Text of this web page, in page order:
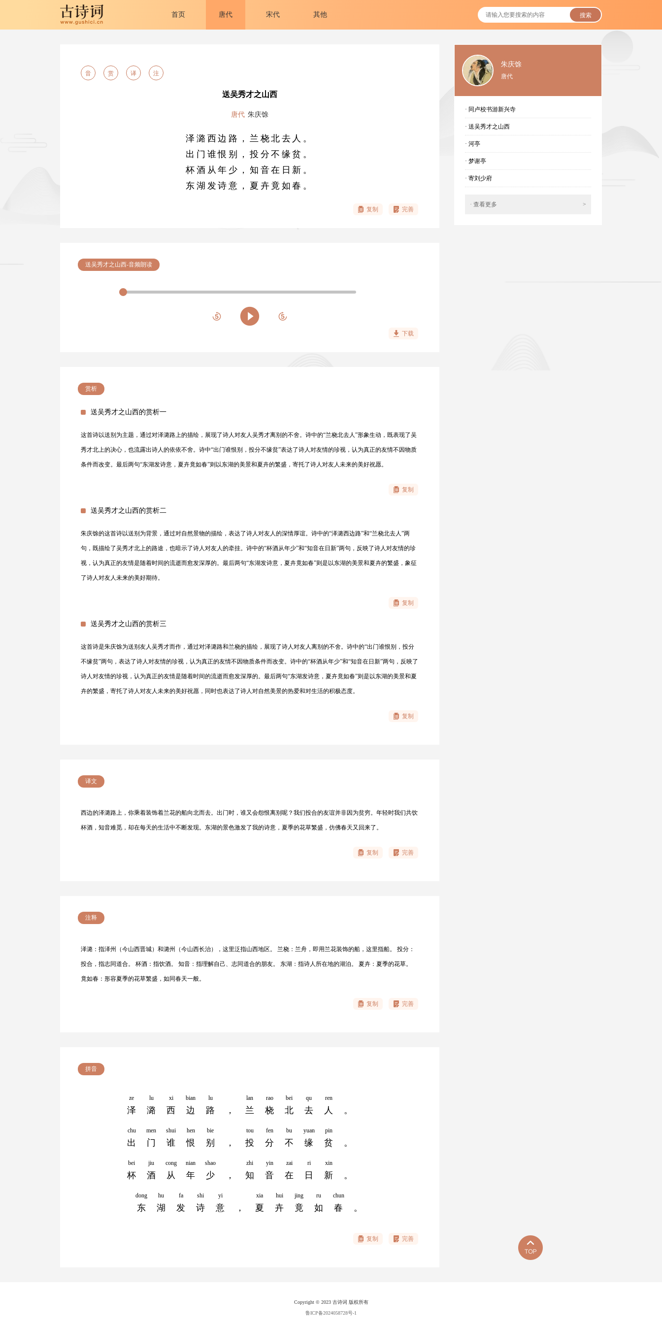
首页 唐代 宋代 其他 搜索
音 赏 译 注
送吴秀才之山西
唐代 朱庆馀
泽潞西边路，兰桡北去人。
出门谁恨别，投分不缘贫。
杯酒从年少，知音在日新。
东湖发诗意，夏卉竟如春。
复制 完善
送吴秀才之山西-音频朗读
下载
赏析
送吴秀才之山西的赏析一
这首诗以送别为主题，通过对泽潞路上的描绘，展现了诗人对友人吴秀才离别的不舍。诗中的“兰桡北去人”形象生动，既表现了吴
秀才北上的决心，也流露出诗人的依依不舍。诗中“出门谁恨别，投分不缘贫”表达了诗人对友情的珍视，认为真正的友情不因物质
条件而改变。最后两句“东湖发诗意，夏卉竟如春”则以东湖的美景和夏卉的繁盛，寄托了诗人对友人未来的美好祝愿。
复制
送吴秀才之山西的赏析二
朱庆馀的这首诗以送别为背景，通过对自然景物的描绘，表达了诗人对友人的深情厚谊。诗中的“泽潞西边路”和“兰桡北去人”两
句，既描绘了吴秀才北上的路途，也暗示了诗人对友人的牵挂。诗中的“杯酒从年少”和“知音在日新”两句，反映了诗人对友情的珍
视，认为真正的友情是随着时间的流逝而愈发深厚的。最后两句“东湖发诗意，夏卉竟如春”则是以东湖的美景和夏卉的繁盛，象征
了诗人对友人未来的美好期待。
复制
送吴秀才之山西的赏析三
这首诗是朱庆馀为送别友人吴秀才而作，通过对泽潞路和兰桡的描绘，展现了诗人对友人离别的不舍。诗中的“出门谁恨别，投分
不缘贫”两句，表达了诗人对友情的珍视，认为真正的友情不因物质条件而改变。诗中的“杯酒从年少”和“知音在日新”两句，反映了
诗人对友情的珍视，认为真正的友情是随着时间的流逝而愈发深厚的。最后两句“东湖发诗意，夏卉竟如春”则是以东湖的美景和夏
卉的繁盛，寄托了诗人对友人未来的美好祝愿，同时也表达了诗人对自然美景的热爱和对生活的积极态度。
复制
译文
西边的泽潞路上，你乘着装饰着兰花的船向北而去。出门时，谁又会怨恨离别呢？我们投合的友谊并非因为贫穷。年轻时我们共饮
杯酒，知音难觅，却在每天的生活中不断发现。东湖的景色激发了我的诗意，夏季的花草繁盛，仿佛春天又回来了。
复制 完善
注释
泽潞：指泽州（今山西晋城）和潞州（今山西长治），这里泛指山西地区。 兰桡：兰舟，即用兰花装饰的船，这里指船。 投分：
投合，指志同道合。 杯酒：指饮酒。 知音：指理解自己、志同道合的朋友。 东湖：指诗人所在地的湖泊。 夏卉：夏季的花草。
竟如春：形容夏季的花草繁盛，如同春天一般。
复制 完善
拼音
ze
泽
lu
潞
xi
西
bian
边
lu
路 ，
lan
兰
rao
桡
bei
北
qu
去
ren
人 。
chu
出
men
门
shui
谁
hen
恨
bie
别 ，
tou
投
fen
分
bu
不
yuan
缘
pin
贫 。
bei
杯
jiu
酒
cong
从
nian
年
shao
少 ，
zhi
知
yin
音
zai
在
ri
日
xin
新 。
dong
东
hu
湖
fa
发
shi
诗
yi
意 ，
xia
夏
hui
卉
jing
竟
ru
如
chun
春 。
复制 完善
朱庆馀
唐代
· 同卢校书游新兴寺
· 送吴秀才之山西
· 河亭
· 梦谢亭
· 寄刘少府
>
· 查看更多
Copyright © 2023 古诗词 版权所有
鲁ICP备2024058728号-1